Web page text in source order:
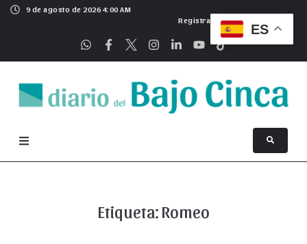
9 de agosto de 2026 4:00 AM
Registrarse
Etiqueta: Romeo
ES